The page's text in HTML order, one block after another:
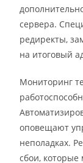
сервера.
редиректы,
на итоговый
Мониторинг
оповещают
неполадках.
сбои,